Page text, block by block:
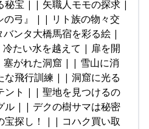
秘宝 | | 矢職人モモの探求 |
の弓』 | | リト族の物々交
ンタ大橋馬宿を彩る絵 |
たい水を越えて | 扉を開
がれた洞窟 | | 雪山に消
な飛行訓練 | | 洞窟に光る
ント | | 聖地を見つけるの
ル | | デクの樹サマは秘密
宝探し！ | | コハク買い取